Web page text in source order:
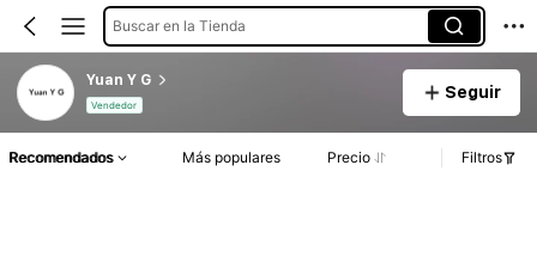
Buscar en la Tienda
Yuan Y G
Vendedor
Seguir
Recomendados Más populares Precio Filtros